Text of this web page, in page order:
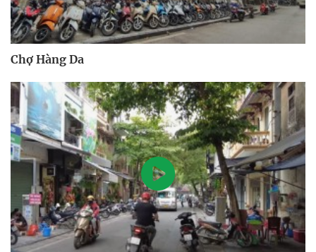
Chợ Hàng Da